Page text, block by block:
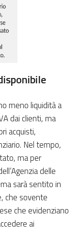
meno liquidità a
dai clienti, ma
acquisti,
Nel tempo,
ma per
delle
sarà sentito in
che sovente
che evidenziano
ai